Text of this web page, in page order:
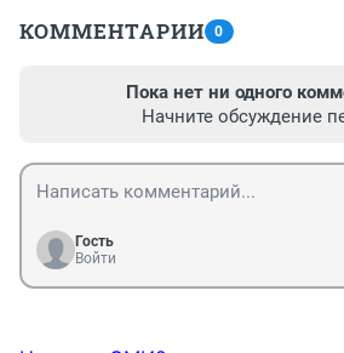
КОММЕНТАРИИ 0
Пока нет ни одного
Начните обсуждение
Гость
Войти